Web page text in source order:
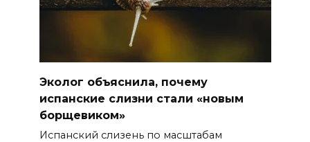
Эколог объяснила, почему
испанские слизни стали «новым
борщевиком»
Испанский слизень по масштабам